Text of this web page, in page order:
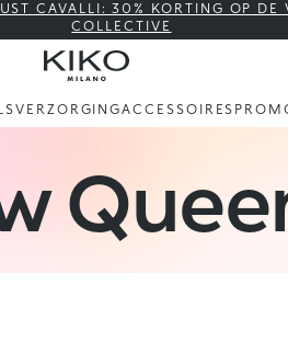
CAVALLI: 30% KORTING OP DE
COLLECTIVE
VERZORGINGACCESSOIRES